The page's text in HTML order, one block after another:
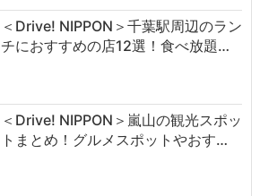
＜Drive! NIPPON＞千葉駅周辺のラン
チにおすすめの店12選！食べ放題…
＜Drive! NIPPON＞嵐山の観光スポッ
トまとめ！グルメスポットやおす…